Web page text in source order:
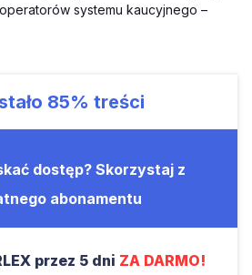
systemu kaucyjnego –
85% treści
dostęp? Skorzystaj z
abonamentu
przez 5 dni ZA DARMO!